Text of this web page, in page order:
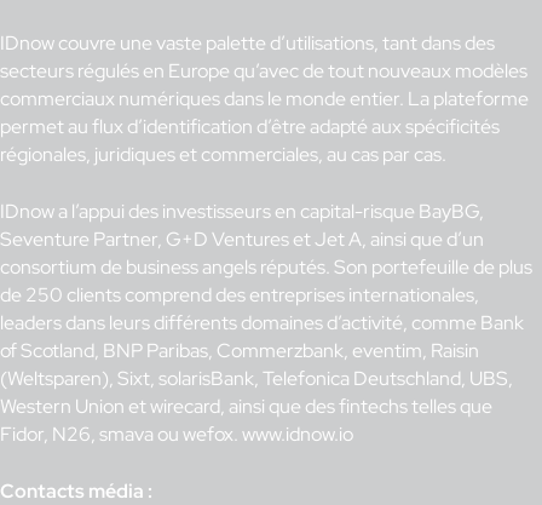
IDnow couvre une vaste palette d’utilisations, tant dans des
secteurs régulés en Europe qu’avec de tout nouveaux modèles
commerciaux numériques dans le monde entier. La plateforme
permet au flux d’identification d’être adapté aux spécificités
régionales, juridiques et commerciales, au cas par cas.
IDnow a l’appui des investisseurs en capital-risque BayBG,
Seventure Partner, G+D Ventures et Jet A, ainsi que d’un
consortium de business angels réputés. Son portefeuille de plus
de 250 clients comprend des entreprises internationales,
leaders dans leurs différents domaines d’activité, comme Bank
of Scotland, BNP Paribas, Commerzbank, eventim, Raisin
(Weltsparen), Sixt, solarisBank, Telefonica Deutschland, UBS,
Western Union et wirecard, ainsi que des fintechs telles que
Fidor, N26, smava ou wefox. www.idnow.io
Contacts média :